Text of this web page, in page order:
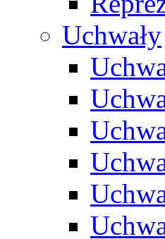
Uchwały